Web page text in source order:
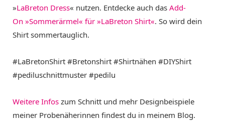
»LaBreton Dress« nutzen. Entdecke auch das Add-
On »Sommerärmel« für »LaBreton Shirt«. So wird dein
Shirt sommertauglich.
#LaBretonShirt #Bretonshirt #Shirtnähen #DIYShirt
#pediluschnittmuster #pedilu
Weitere Infos zum Schnitt und mehr Designbeispiele
meiner Probenäherinnen findest du in meinem Blog.